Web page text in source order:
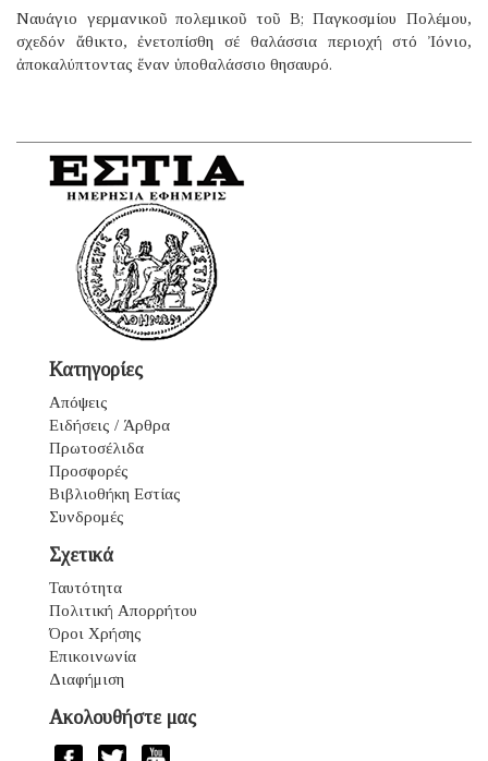
Ναυάγιο γερμανικοῦ πολεμικοῦ τοῦ B; Παγκοσμίου Πολέμου,
σχεδόν ἄθικτο, ἐνετοπίσθη σέ θαλάσσια περιοχή στό Ἰόνιο,
ἀποκαλύπτοντας ἕναν ὑποθαλάσσιο θησαυρό.
Κατηγορίες
Απόψεις
Ειδήσεις / Άρθρα
Πρωτοσέλιδα
Προσφορές
Βιβλιοθήκη Εστίας
Συνδρομές
Σχετικά
Ταυτότητα
Πολιτική Απορρήτου
Όροι Χρήσης
Επικοινωνία
Διαφήμιση
Ακολουθήστε μας